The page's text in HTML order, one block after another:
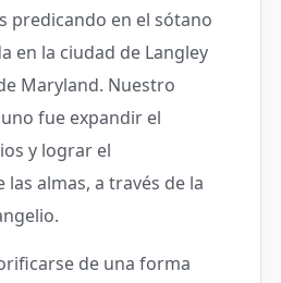
predicando en el sótano
en la ciudad de Langley
Maryland. Nuestro
fue expandir el
y lograr el
almas, a través de la
de una forma